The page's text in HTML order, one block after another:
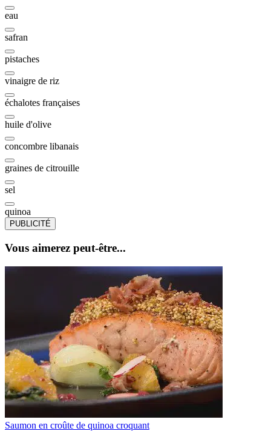
eau
safran
pistaches
vinaigre de riz
échalotes françaises
huile d'olive
concombre libanais
graines de citrouille
sel
quinoa
PUBLICITÉ
Vous aimerez peut-être...
Saumon en croûte de quinoa croquant